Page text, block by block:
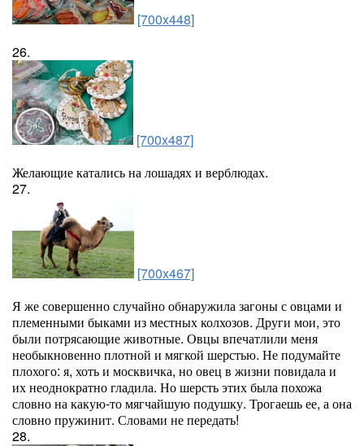
[700x448]
26.
[700x487]
Желающие катались на лошадях и верблюдах.
27.
[700x467]
Я же совершенно случайно обнаружила загоны с овцами и
племенными быками из местных колхозов. Други мои, это
были потрясающие животные. Овцы впечатлили меня
необыкновенно плотной и мягкой шерстью. Не подумайте
плохого: я, хоть и москвичка, но овец в жизни повидала и
их неоднократно гладила. Но шерсть этих была похожа
словно на какую-то мягчайшую подушку. Трогаешь ее, а она
словно пружинит. Словами не передать!
28.